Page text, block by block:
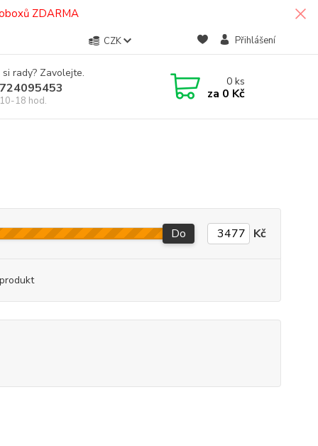
ZDARMA
CZK Přihlášení
rady? Zavolejte.
18 hod.
0ks
za 0 Kč
Do Kč